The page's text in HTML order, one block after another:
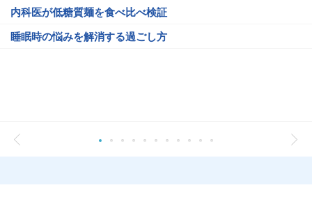
内科医が低糖質麺を食べ比べ検証
睡眠時の悩みを解消する過ごし方